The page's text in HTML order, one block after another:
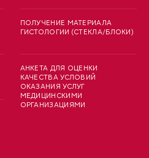
ПОЛУЧЕНИЕ МАТЕРИАЛА
ГИСТОЛОГИИ (СТЕКЛА/БЛОКИ)
АНКЕТА ДЛЯ ОЦЕНКИ
КАЧЕСТВА УСЛОВИЙ
ОКАЗАНИЯ УСЛУГ
МЕДИЦИНСКИМИ
ОРГАНИЗАЦИЯМИ